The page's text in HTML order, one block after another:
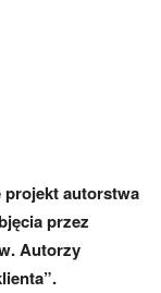
projekt autorstwa
przez
Autorzy